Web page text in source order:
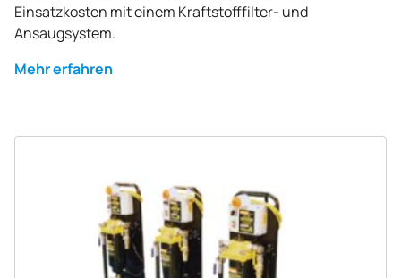
Einsatzkosten mit einem Kraftstofffilter- und
Ansaugsystem.
Mehr erfahren